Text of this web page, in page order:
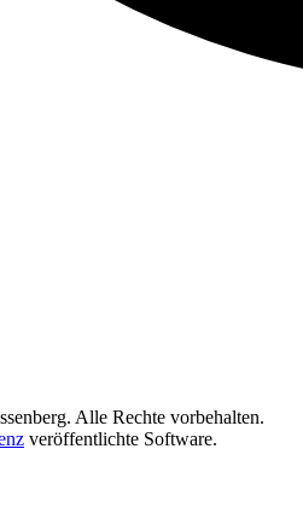
Alle Rechte vorbehalten.
veröffentlichte Software.